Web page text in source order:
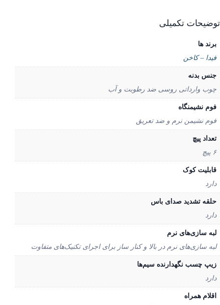
تکمیلی
ها
– کاخن
بدنه
وارداتی روسی ضد رطوبت و آب
نشیمنگاه
نشیمن نرم و ضد تعریق
پیچ
کوک
تشدید صدای باس
سازی‌های نرم
سازی‌های نرم در بالا و کنار ساز برای اجرای تکنیک‌های متفاوت
چسب نگهدارنده سیم‌ها
همراه